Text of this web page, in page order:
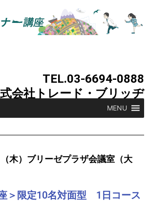
TEL.03-6694-0888
会社トレード・ブリッヂ
MENU
木）ブリーゼプラザ会議室（大
＞限定10名対面型 1日コース